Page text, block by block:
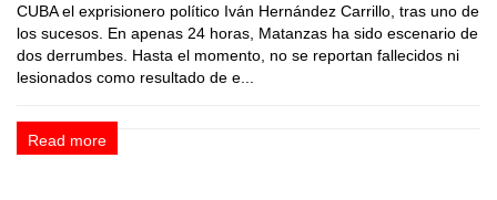
CUBA el exprisionero político Iván Hernández Carrillo, tras uno de
los sucesos. En apenas 24 horas, Matanzas ha sido escenario de
dos derrumbes. Hasta el momento, no se reportan fallecidos ni
lesionados como resultado de e...
Read more